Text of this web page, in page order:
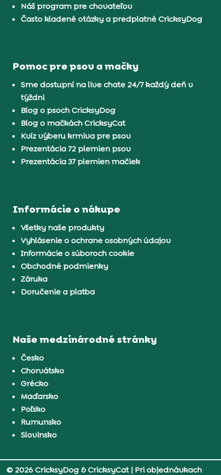
Náš program pre chovateľov
Často kladené otázky a predplatné CricksyDog
Pomoc pre psov a mačky
Sme dostupní na live chate 24/7 každý deň v
týždni
Blog o psoch CricksyDog
Blog o mačkách CricksyCat
Kvíz výberu krmiva pre psov
Prezentácia 72 plemien psov
Prezentácia 37 plemien mačiek
Informácie o nákupe
Všetky naše produkty
Vyhlásenie o ochrane osobných údajov
Informácie o súboroch cookie
Obchodné podmienky
Záruka
Doručenie a platba
Naše medzinárodné stránky
Česko
Chorvátsko
Grécko
Maďarsko
Poľsko
Rumunsko
Slovinsko
© 2026 CricksyDog & CricksyCat| Pri objednávkach